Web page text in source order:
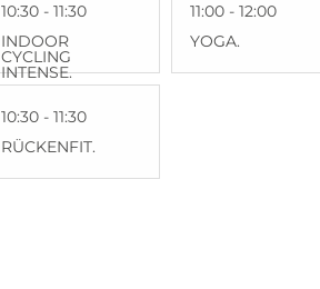
10:30 - 11:30
INDOOR
CYCLING
INTENSE.
10:30 - 11:30
RÜCKENFIT.
11:00 - 12:00
YOGA.